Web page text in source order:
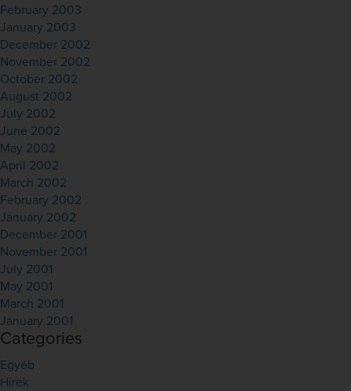
February 2003
January 2003
December 2002
November 2002
October 2002
August 2002
July 2002
June 2002
May 2002
April 2002
March 2002
February 2002
January 2002
December 2001
November 2001
July 2001
May 2001
March 2001
January 2001
Categories
Egyéb
Hírek